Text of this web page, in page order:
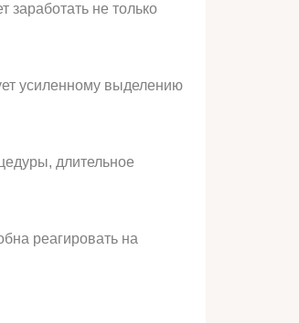
заработать не только
усиленному выделению
длительное
реагировать на